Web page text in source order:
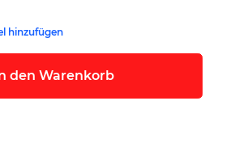
hinzufügen
den Warenkorb